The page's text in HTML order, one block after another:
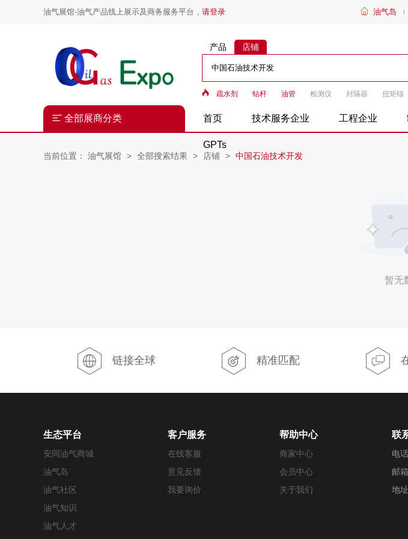
油气展馆-油气产品线上展示及商务服务平台， 请登录 油气岛
产品 店铺
疏水剂 钻杆 油管 检测仪 封隔器 扭矩锚
全部展商分类 首页 技术服务企业 工程企业
GPTs
当前位置： 油气展馆 全部搜索结果 店铺 中国石油技术开发
暂无
链接全球 精准匹配
生态平台
安同油气商城
油气岛
油气社区
油气知识
油气人才
客户服务
在线客服
意见反馈
我要询价
帮助中心
商家中心
会员中心
关于我们
联
电
邮
地